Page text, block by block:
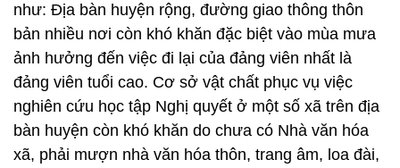
như: Địa bàn huyện rộng, đường giao thông thôn
bản nhiều nơi còn khó khăn đặc biệt vào mùa mưa
ảnh hưởng đến việc đi lại của đảng viên nhất là
đảng viên tuổi cao. Cơ sở vật chất phục vụ việc
nghiên cứu học tập Nghị quyết ở một số xã trên địa
bàn huyện còn khó khăn do chưa có Nhà văn hóa
xã, phải mượn nhà văn hóa thôn, trang âm, loa đài,